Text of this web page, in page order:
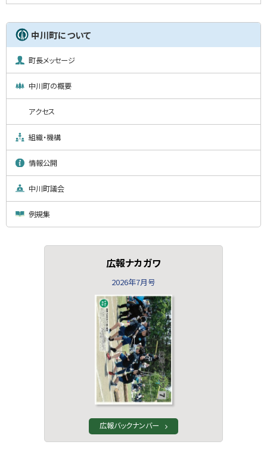
中川町について
町長メッセージ
中川町の概要
アクセス
組織・機構
情報公開
中川町議会
例規集
広報ナカガワ
2026年7月号
広報バックナンバー